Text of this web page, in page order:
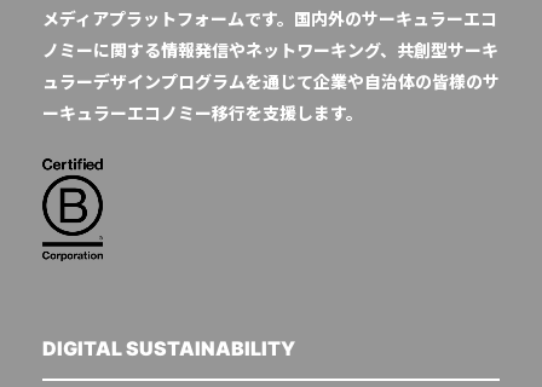
メディアプラットフォームです。国内外のサーキュラーエコ
ノミーに関する情報発信やネットワーキング、共創型サーキ
ュラーデザインプログラムを通じて企業や自治体の皆様のサ
ーキュラーエコノミー移行を支援します。
DIGITAL SUSTAINABILITY